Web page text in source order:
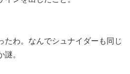
たわ。なんでシュナイダーも同じ
謎。